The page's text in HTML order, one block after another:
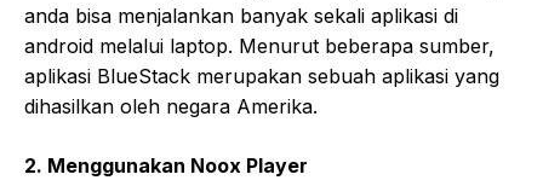
anda bisa menjalankan banyak sekali aplikasi di
android melalui laptop. Menurut beberapa sumber,
aplikasi BlueStack merupakan sebuah aplikasi yang
dihasilkan oleh negara Amerika.
2. Menggunakan Noox Player